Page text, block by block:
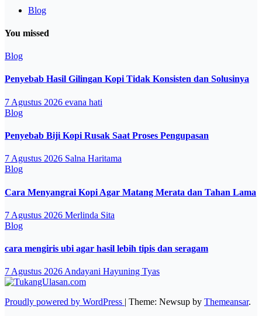
Blog
You missed
Blog
Penyebab Hasil Gilingan Kopi Tidak Konsisten dan Solusinya
7 Agustus 2026 evana hati
Blog
Penyebab Biji Kopi Rusak Saat Proses Pengupasan
7 Agustus 2026 Salna Haritama
Blog
Cara Menyangrai Kopi Agar Matang Merata dan Tahan Lama
7 Agustus 2026 Merlinda Sita
Blog
cara mengiris ubi agar hasil lebih tipis dan seragam
7 Agustus 2026 Andayani Hayuning Tyas
Proudly powered by WordPress | Theme: Newsup by Themeansar.